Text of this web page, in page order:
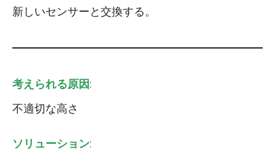
新しいセンサーと交換する。
考えられる原因:
不適切な高さ
ソリューション: